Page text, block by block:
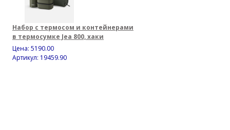
Набор с термосом и контейнерами
в термосумке Jea 800, хаки
Цена: 5190.00
Артикул: 19459.90